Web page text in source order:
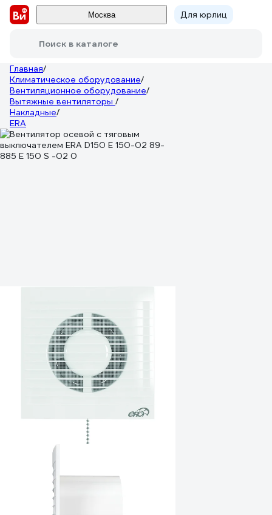
Москва Для юрлиц
Поиск в каталоге
Главная/
Климатическое оборудование/
Вентиляционное оборудование/
Вытяжные вентиляторы /
Накладные/
ERA